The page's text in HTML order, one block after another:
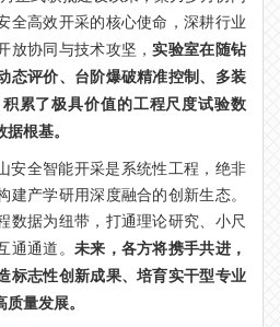
全高效开采的核心使命，深耕行业
放协同与技术攻坚，实验室在随钻
态评价、台阶爆破精准控制、多装
累了极具价值的工程尺度试验数
根基。
安全智能开采是系统性工程，绝非
建产学研用深度融合的创新生态。
数据为纽带，打通理论研究、小尺
通通道。 未来，各方将携手共进，
标志性创新成果、培育实干型专业
量发展。